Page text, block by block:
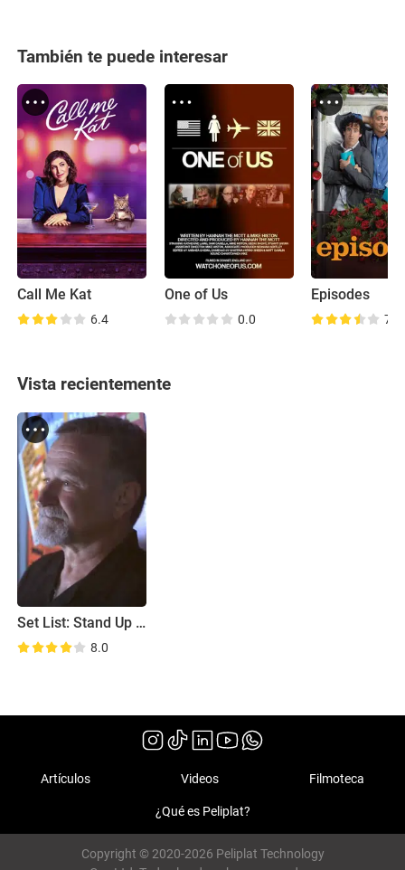
También te puede interesar
Call Me Kat
6.4
One of Us
0.0
Episodes
7.8
Vista recientemente
Set List: Stand Up Without a Net
8.0
Artículos Videos Filmoteca
¿Qué es Peliplat?
Copyright © 2020-2026 Peliplat Technology